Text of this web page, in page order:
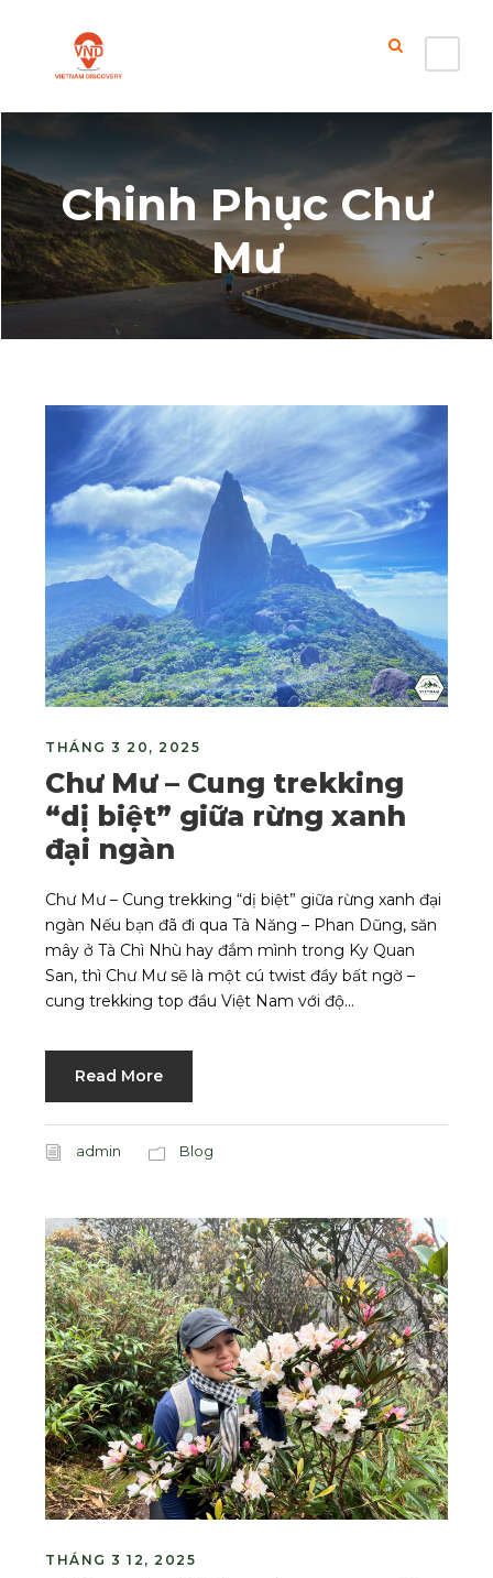
Chinh Phục Chư
Mư
THÁNG 3 20, 2025
Chư Mư – Cung trekking
“dị biệt” giữa rừng xanh
đại ngàn
Chư Mư – Cung trekking “dị biệt” giữa rừng xanh đại
ngàn Nếu bạn đã đi qua Tà Năng – Phan Dũng, săn
mây ở Tà Chì Nhù hay đắm mình trong Ky Quan
San, thì Chư Mư sẽ là một cú twist đầy bất ngờ –
cung trekking top đầu Việt Nam với độ...
Read More
admin Blog
THÁNG 3 12, 2025